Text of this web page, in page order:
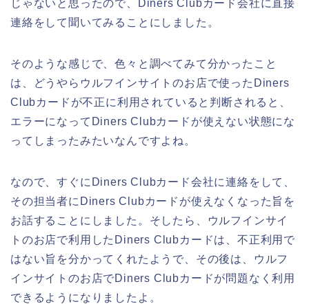
じゃないと思ったので、Diners Clubカード会社に直接
連絡をして聞いてみることにしました。
そのような感じで、色々と調べてみて分かったこと
は、どうやらウルフインサイトのお店で使ったDiners
Clubカードが不正に利用されていると判断されると、
エラーになってDiners Clubカードが使えない状態にな
ってしまったみたいなんですよね。
なので、すぐにDiners Clubカード会社に連絡をして、
その担当者にDiners Clubカードが使えなくなった旨を
お話することにしました。そしたら、ウルフインサイ
トのお店で利用したDiners Clubカードは、不正利用で
はない旨を分かってくれたようで、その後は、ウルフ
インサイトのお店でDiners Clubカードが問題なく利用
できるようになりましたよ。